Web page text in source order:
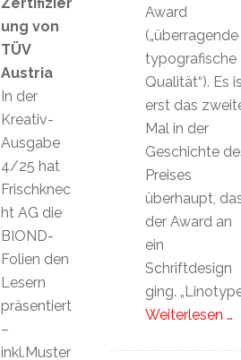
Award
(„überragende
typografische
Qualität“). Es
erst das
Mal in der
Geschichte
Preises
überhaupt,
der Award an
ein
Schriftdesign
ging.
Weiterlesen …
ung von
TÜV
Austria
In der
Kreativ-
Ausgabe
4/25 hat
Frischknec
ht AG die
BIOND-
Folien den
Lesern
präsentiert
–
inkl.Muster